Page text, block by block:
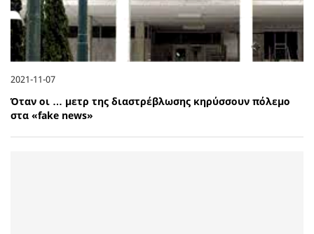
2021-11-07
Όταν οι … μετρ της διαστρέβλωσης κηρύσσουν πόλεμο
στα «fake news»